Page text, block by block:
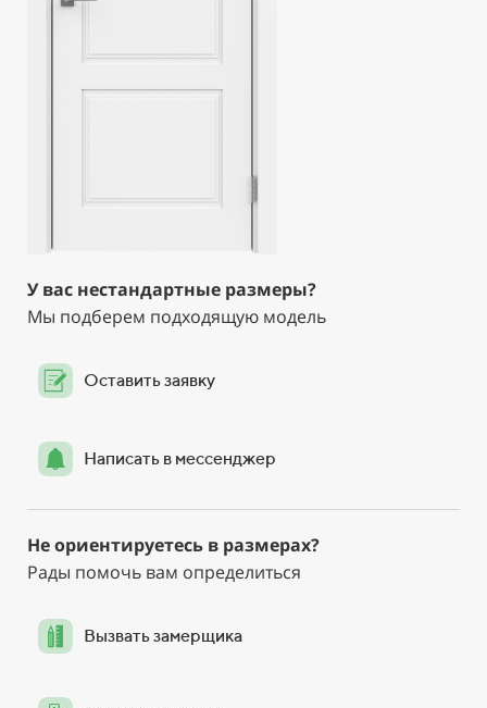
У вас нестандартные размеры?
Мы подберем подходящую модель
Оставить заявку
Написать в мессенджер
Не ориентируетесь в размерах?
Рады помочь вам определиться
Вызвать замерщика